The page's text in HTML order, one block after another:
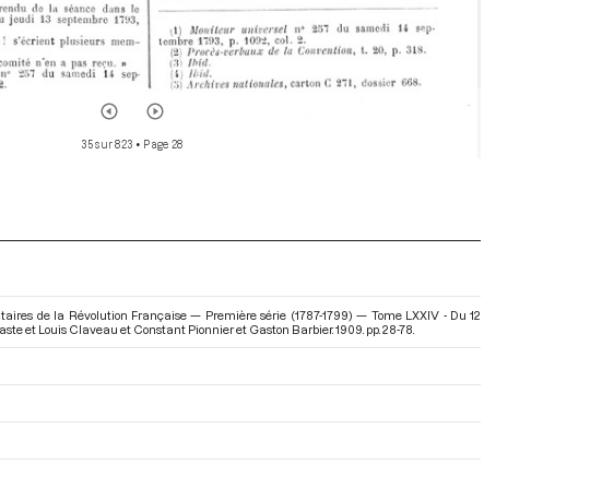
35 sur 823 • Page 28
de la Révolution Française — Première série (1787-1799) — Tome LXXIV - Du 12
et Louis Claveau et Constant Pionnier et Gaston Barbier. 1909. pp. 28-78.